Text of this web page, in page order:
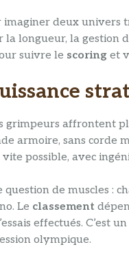
imaginer deux univers
la longueur, la gestion
suivre le scoring et
grimpeurs affrontent
armoire, sans corde
possible, avec
question de muscles :
Le classement
effectués. C’est
olympique.